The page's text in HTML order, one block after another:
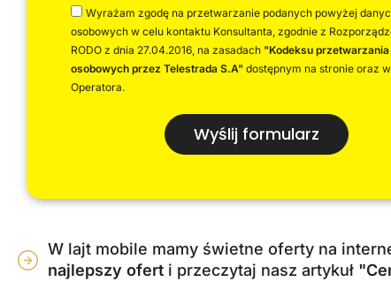
Wyrażam zgodę na przetwarzanie podanych powyżej
osobowych w celu kontaktu Konsultanta, zgodnie z
RODO z dnia 27.04.2016, na zasadach "Kodeksu
osobowych przez Telestrada S.A" dostępnym na stronie oraz
Operatora.
Wyślij formularz
W lajt mobile mamy świetne oferty na
najlepszy ofert i przeczytaj nasz artykuł